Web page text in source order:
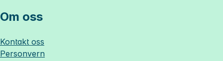
Om oss
Kontakt oss
Personvern